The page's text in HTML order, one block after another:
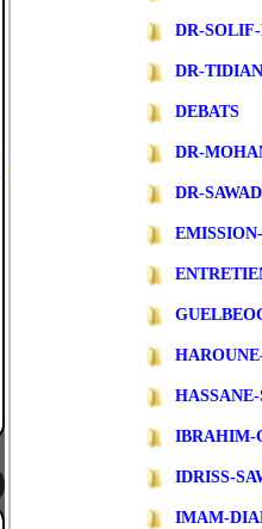
DR-
DR-
DEBATS
DR-
DR-
IBRAHIM-
IDRISS-
IMAM-